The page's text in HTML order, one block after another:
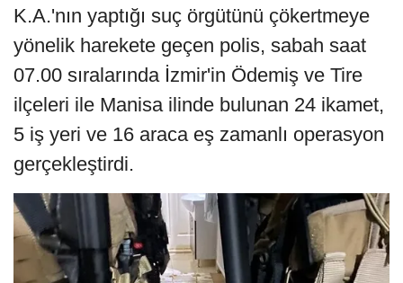
K.A.'nın yaptığı suç örgütünü çökertmeye
yönelik harekete geçen polis, sabah saat
07.00 sıralarında İzmir'in Ödemiş ve Tire
ilçeleri ile Manisa ilinde bulunan 24 ikamet,
5 iş yeri ve 16 araca eş zamanlı operasyon
gerçekleştirdi.